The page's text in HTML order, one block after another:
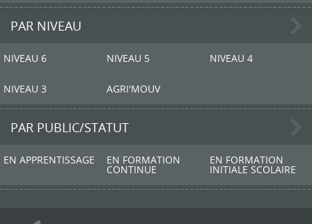
PAR NIVEAU
NIVEAU 6 NIVEAU 5 NIVEAU 4
NIVEAU 3 AGRI'MOUV
PAR PUBLIC/STATUT
EN APPRENTISSAGE EN FORMATION
CONTINUE
EN FORMATION
INITIALE SCOLAIRE